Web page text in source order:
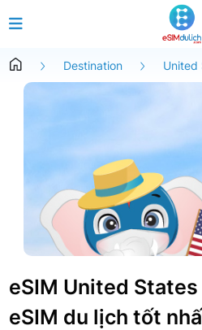
Destination United
eSIM United
eSIM du lịch tốt